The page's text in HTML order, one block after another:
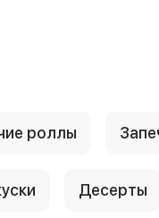
роллы
Десерты